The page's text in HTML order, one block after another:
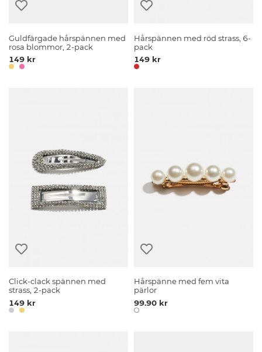
Guldfärgade hårspännen med
rosa blommor, 2-pack
149 kr
Hårspännen med röd strass, 6-
pack
149 kr
Click-clack spännen med
strass, 2-pack
149 kr
Hårspänne med fem vita
pärlor
99.90 kr